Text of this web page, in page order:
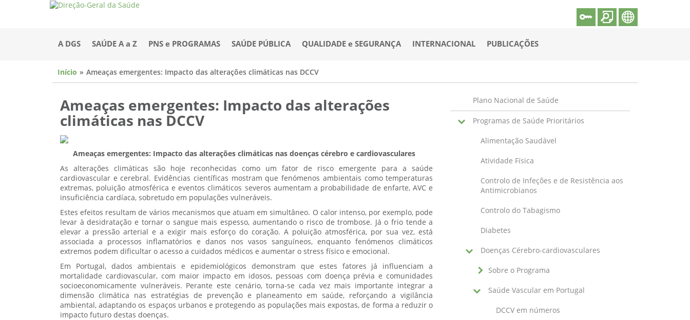
A DGS SAÚDE A a Z PNS e PROGRAMAS SAÚDE PÚBLICA QUALIDADE e SEGURANÇA INTERNACIONAL PUBLICAÇÕES
Início Ameaças emergentes: Impacto das alterações climáticas nas DCCV
Ameaças emergentes: Impacto das alterações
climáticas nas DCCV
Ameaças emergentes: Impacto das alterações climáticas nas doenças cérebro e cardiovasculares
As alterações climáticas são hoje reconhecidas como um fator de risco emergente para a saúde
cardiovascular e cerebral. Evidências científicas mostram que fenómenos ambientais como temperaturas
extremas, poluição atmosférica e eventos climáticos severos aumentam a probabilidade de enfarte, AVC e
insuficiência cardíaca, sobretudo em populações vulneráveis.
Estes efeitos resultam de vários mecanismos que atuam em simultâneo. O calor intenso, por exemplo, pode
levar à desidratação e tornar o sangue mais espesso, aumentando o risco de trombose. Já o frio tende a
elevar a pressão arterial e a exigir mais esforço do coração. A poluição atmosférica, por sua vez, está
associada a processos inflamatórios e danos nos vasos sanguíneos, enquanto fenómenos climáticos
extremos podem dificultar o acesso a cuidados médicos e aumentar o stress físico e emocional.
Em Portugal, dados ambientais e epidemiológicos demonstram que estes fatores já influenciam a
mortalidade cardiovascular, com maior impacto em idosos, pessoas com doença prévia e comunidades
socioeconomicamente vulneráveis. Perante este cenário, torna-se cada vez mais importante integrar a
dimensão climática nas estratégias de prevenção e planeamento em saúde, reforçando a vigilância
ambiental, adaptando os espaços urbanos e protegendo as populações mais expostas, de forma a reduzir o
impacto futuro destas doenças.
Plano Nacional de Saúde
Programas de Saúde Prioritários
Alimentação Saudável
Atividade Física
Controlo de Infeções e de Resistência aos
Antimicrobianos
Controlo do Tabagismo
Diabetes
Doenças Cérebro-cardiovasculares
Sobre o Programa
Saúde Vascular em Portugal
DCCV em números